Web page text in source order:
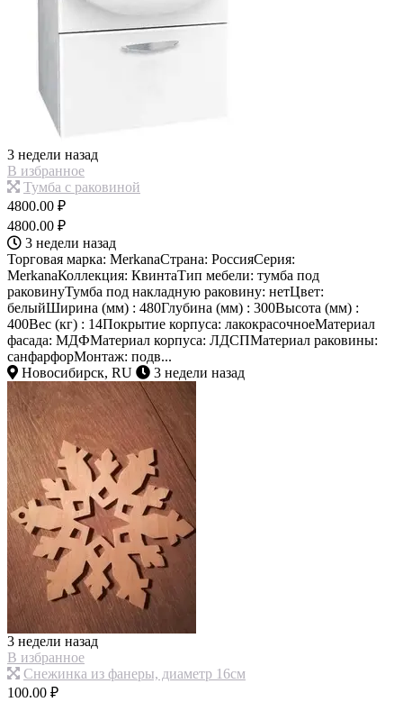
3 недели назад
В избранное
Тумба с раковиной
4800.00 ₽
4800.00 ₽
3 недели назад
Торговая марка: MerkanaСтрана: РоссияСерия:
MerkanaКоллекция: КвинтаТип мебели: тумба под
раковинуТумба под накладную раковину: нетЦвет:
белыйШирина (мм) : 480Глубина (мм) : 300Высота (мм) :
400Вес (кг) : 14Покрытие корпуса: лакокрасочноеМатериал
фасада: МДФМатериал корпуса: ЛДСПМатериал раковины:
санфарфорМонтаж: подв...
Новосибирск, RU
3 недели назад
3 недели назад
В избранное
Снежинка из фанеры, диаметр 16см
100.00 ₽